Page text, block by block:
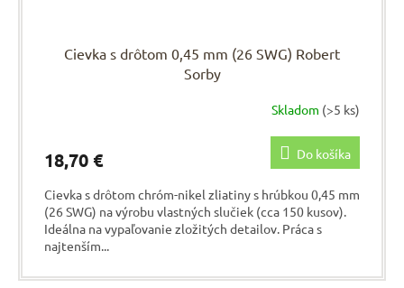
Cievka s drôtom 0,45 mm (26 SWG) Robert
Sorby
Skladom (>5 ks)
18,70 € Do košíka
Cievka s drôtom chróm-nikel zliatiny s hrúbkou 0,45 mm
(26 SWG) na výrobu vlastných slučiek (cca 150 kusov).
Ideálna na vypaľovanie zložitých detailov. Práca s
najtenším...